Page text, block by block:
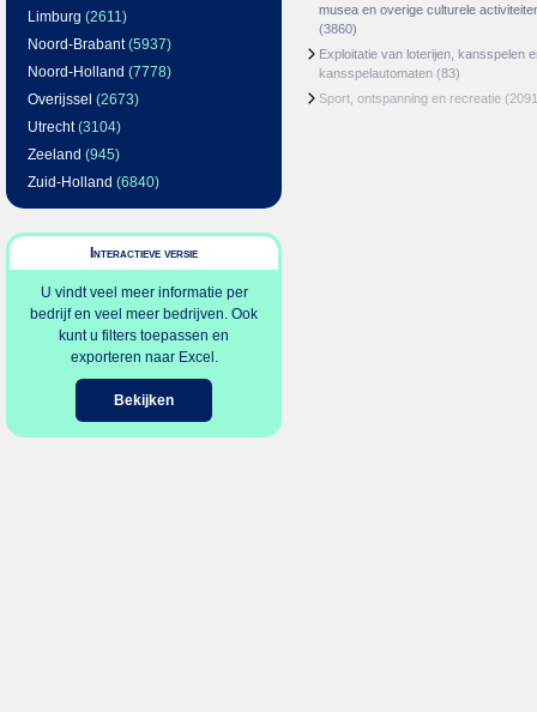
Limburg (2611)
Noord-Brabant(5937)
Noord-Holland (7778)
Overijssel (2673)
Utrecht(3104)
Zeeland (945)
Zuid-Holland (6840)
Interactieve versie
U vindt veel meer informatie per
bedrijf en veel meer bedrijven. Ook
kunt u filters toepassen en
exporteren naar Excel.
Bekijken
musea en overige culturele
(3860)
Exploitatie van loterijen, kansspelen
kansspelautomaten (83)
Sport, ontspanning en recreatie